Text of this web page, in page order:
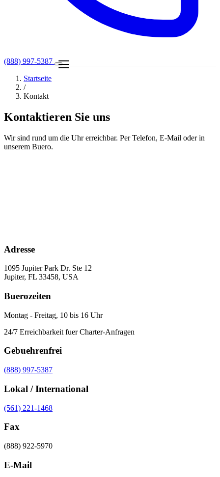
(888) 997-5387
Startseite
/
Kontakt
Kontaktieren Sie uns
Wir sind rund um die Uhr erreichbar. Per Telefon, E-Mail oder in
unserem Buero.
Adresse
1095 Jupiter Park Dr. Ste 12
Jupiter, FL 33458, USA
Buerozeiten
Montag - Freitag, 10 bis 16 Uhr
24/7 Erreichbarkeit fuer Charter-Anfragen
Gebuehrenfrei
(888) 997-5387
Lokal / International
(561) 221-1468
Fax
(888) 922-5970
E-Mail